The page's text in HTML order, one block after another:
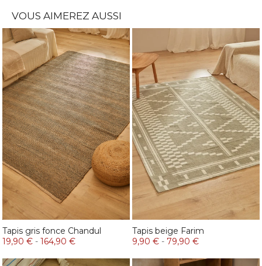
VOUS AIMEREZ AUSSI
Tapis gris fonce Chandul
19,90 € - 164,90 €
Tapis beige Farim
9,90 € - 79,90 €